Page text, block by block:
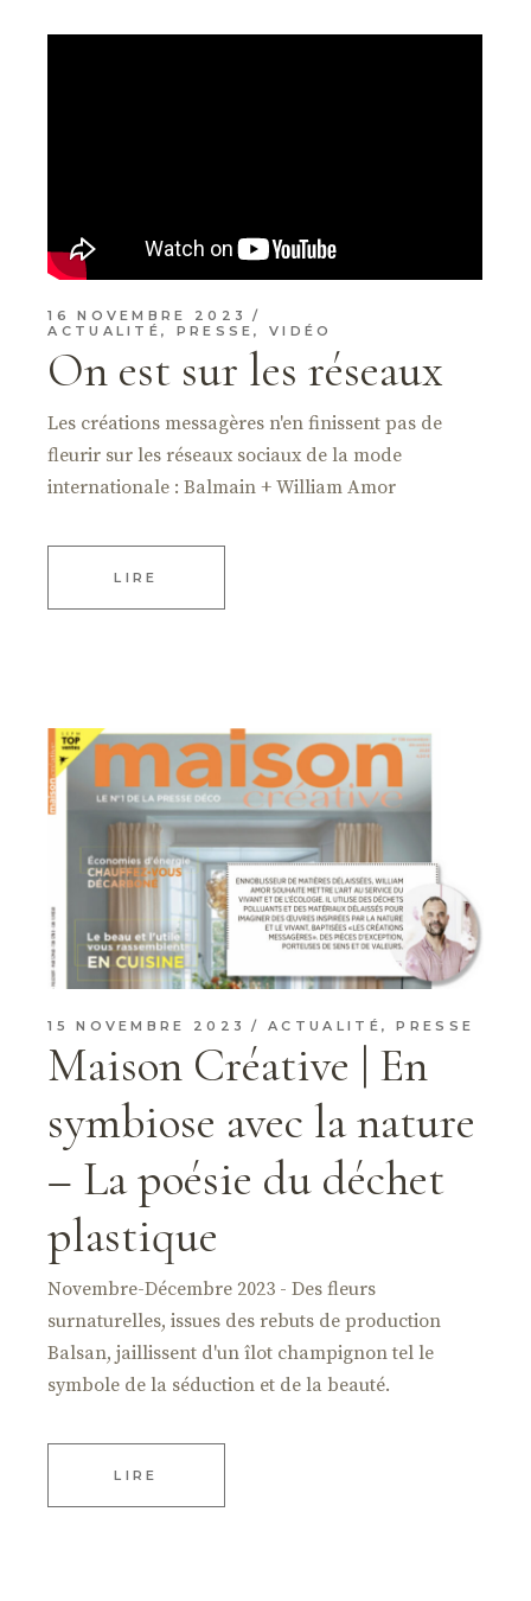
16 NOVEMBRE 2023
ACTUALITÉ, PRESSE,VIDÉO
On est sur les réseaux
Les créations messagères n'en finissent pas de
fleurir sur les réseaux sociaux de la mode
internationale : Balmain + William Amor
LIRE
15 NOVEMBRE 2023 ACTUALITÉ ,PRESSE
Maison Créative | En
symbiose avec la nature
– La poésie du déchet
plastique
Novembre-Décembre 2023 - Des fleurs
surnaturelles, issues des rebuts de production
Balsan, jaillissent d'un îlot champignon tel le
symbole de la séduction et de la beauté.
LIRE